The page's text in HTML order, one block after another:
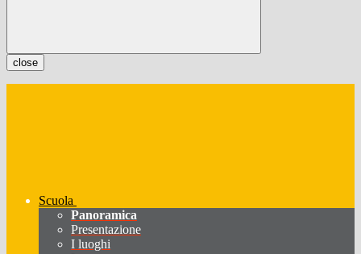
close
Scuola
Panoramica
Presentazione
I luoghi